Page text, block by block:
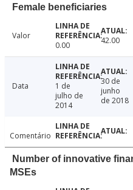
Female beneficiaries
Valor
0.00
42.00
Data
1 de
julho de
2014
30 de
junho
de 2018
Comentário
Number of innovative
MSEs